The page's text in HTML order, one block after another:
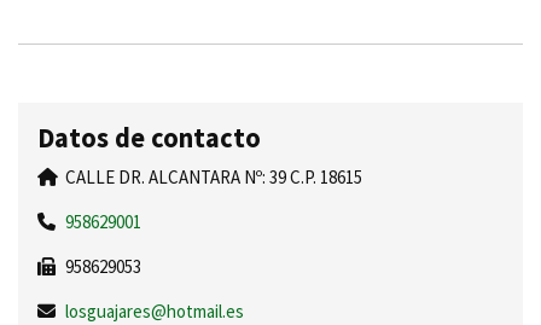
Datos de contacto
CALLE DR. ALCANTARA Nº: 39 C.P. 18615
958629001
958629053
losguajares@hotmail.es